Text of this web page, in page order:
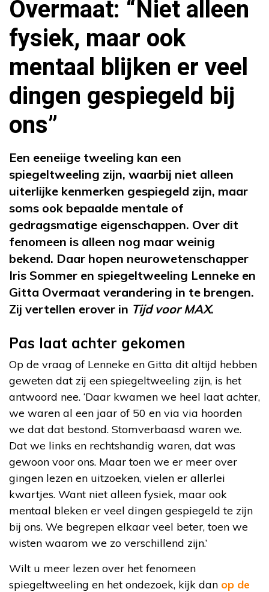
Overmaat: “Niet alleen
fysiek, maar ook
mentaal blijken er veel
dingen gespiegeld bij
ons”
Een eeneiige tweeling kan een
spiegeltweeling zijn, waarbij niet alleen
uiterlijke kenmerken gespiegeld zijn, maar
soms ook bepaalde mentale of
gedragsmatige eigenschappen. Over dit
fenomeen is alleen nog maar weinig
bekend. Daar hopen neurowetenschapper
Iris Sommer en spiegeltweeling Lenneke en
Gitta Overmaat verandering in te brengen.
Zij vertellen erover in Tijd voor MAX.
Pas laat achter gekomen
Op de vraag of Lenneke en Gitta dit altijd hebben
geweten dat zij een spiegeltweeling zijn, is het
antwoord nee. ‘Daar kwamen we heel laat achter,
we waren al een jaar of 50 en via via hoorden
we dat dat bestond. Stomverbaasd waren we.
Dat we links en rechtshandig waren, dat was
gewoon voor ons. Maar toen we er meer over
gingen lezen en uitzoeken, vielen er allerlei
kwartjes. Want niet alleen fysiek, maar ook
mentaal bleken er veel dingen gespiegeld te zijn
bij ons. We begrepen elkaar veel beter, toen we
wisten waarom we zo verschillend zijn.’
Wilt u meer lezen over het fenomeen
spiegeltweeling en het ondezoek, kijk dan op de